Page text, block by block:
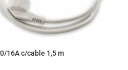
16A c/cable 1,5 m